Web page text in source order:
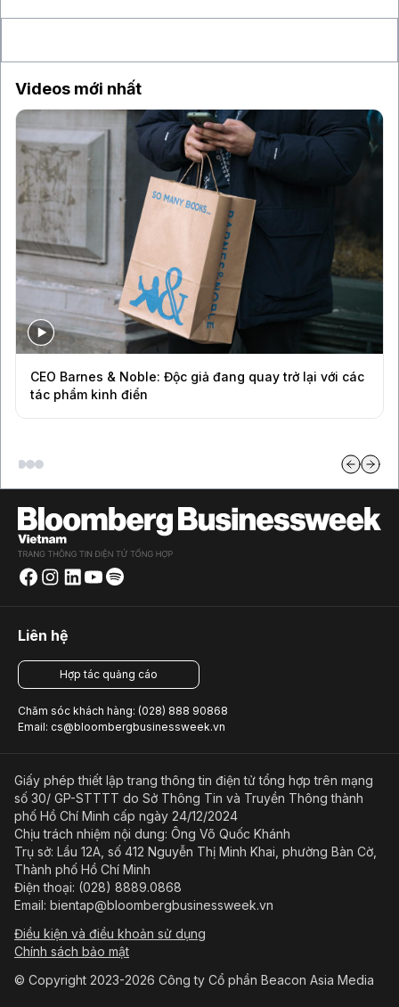
Videos mới nhất
CEO Barnes & Noble: Độc giả đang quay trở lại với các
tác phẩm kinh điển
Liên hệ
Hợp tác quảng cáo
Chăm sóc khách hàng: (028) 888 90868
Email: cs@bloombergbusinessweek.vn
Giấy phép thiết lập trang thông tin điện tử tổng hợp trên mạng
số 30/ GP-STTTT do Sở Thông Tin và Truyền Thông thành
phố Hồ Chí Minh cấp ngày 24/12/2024
Chịu trách nhiệm nội dung: Ông Võ Quốc Khánh
Trụ sở: Lầu 12A, số 412 Nguyễn Thị Minh Khai, phường Bàn Cờ,
Thành phố Hồ Chí Minh
Điện thoại: (028) 8889.0868
Email: bientap@bloombergbusinessweek.vn
Điều kiện và điều khoản sử dụng
Chính sách bảo mật
© Copyright 2023-2026 Công ty Cổ phần Beacon Asia Media